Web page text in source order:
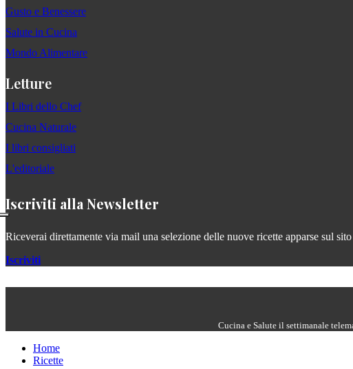
Gusto e Benessere
Salute in Cucina
Mondo Alimentare
Letture
I Libri dello Chef
Cucina Naturale
I libri consigliati
L'editoriale
Iscriviti alla Newsletter
Riceverai direttamente via mail una selezione delle nuove ricette apparse sul
Iscriviti
Cucina e Salute il settimanale
Home
Ricette